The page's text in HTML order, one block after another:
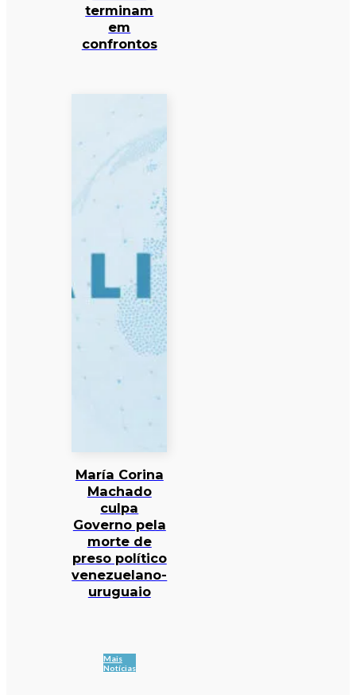
terminam
em
confrontos
María Corina
Machado
culpa
Governo pela
morte de
preso político
venezuelano-
uruguaio
Mais
Notícias